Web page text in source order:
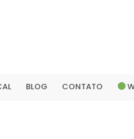
BLOG CONTATO